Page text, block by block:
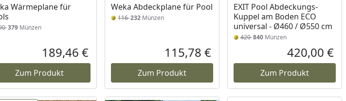
Wärmeplane für
379 Münzen
Aktueller Preis
189,46 €
Zum Produkt
Weka Abdeckplane für Pool
116232 Münzen
Aktueller Preis
115,78 €
Zum Produkt
EXIT Pool Abdeckungs-
Kuppel am Boden ECO
universal - Ø460 / Ø550 cm
420840 Münzen
420,00 €
Zum Produkt